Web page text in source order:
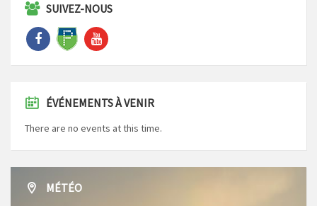
SUIVEZ-NOUS
ÉVÉNEMENTS À VENIR
There are no events at this time.
MÉTÉO